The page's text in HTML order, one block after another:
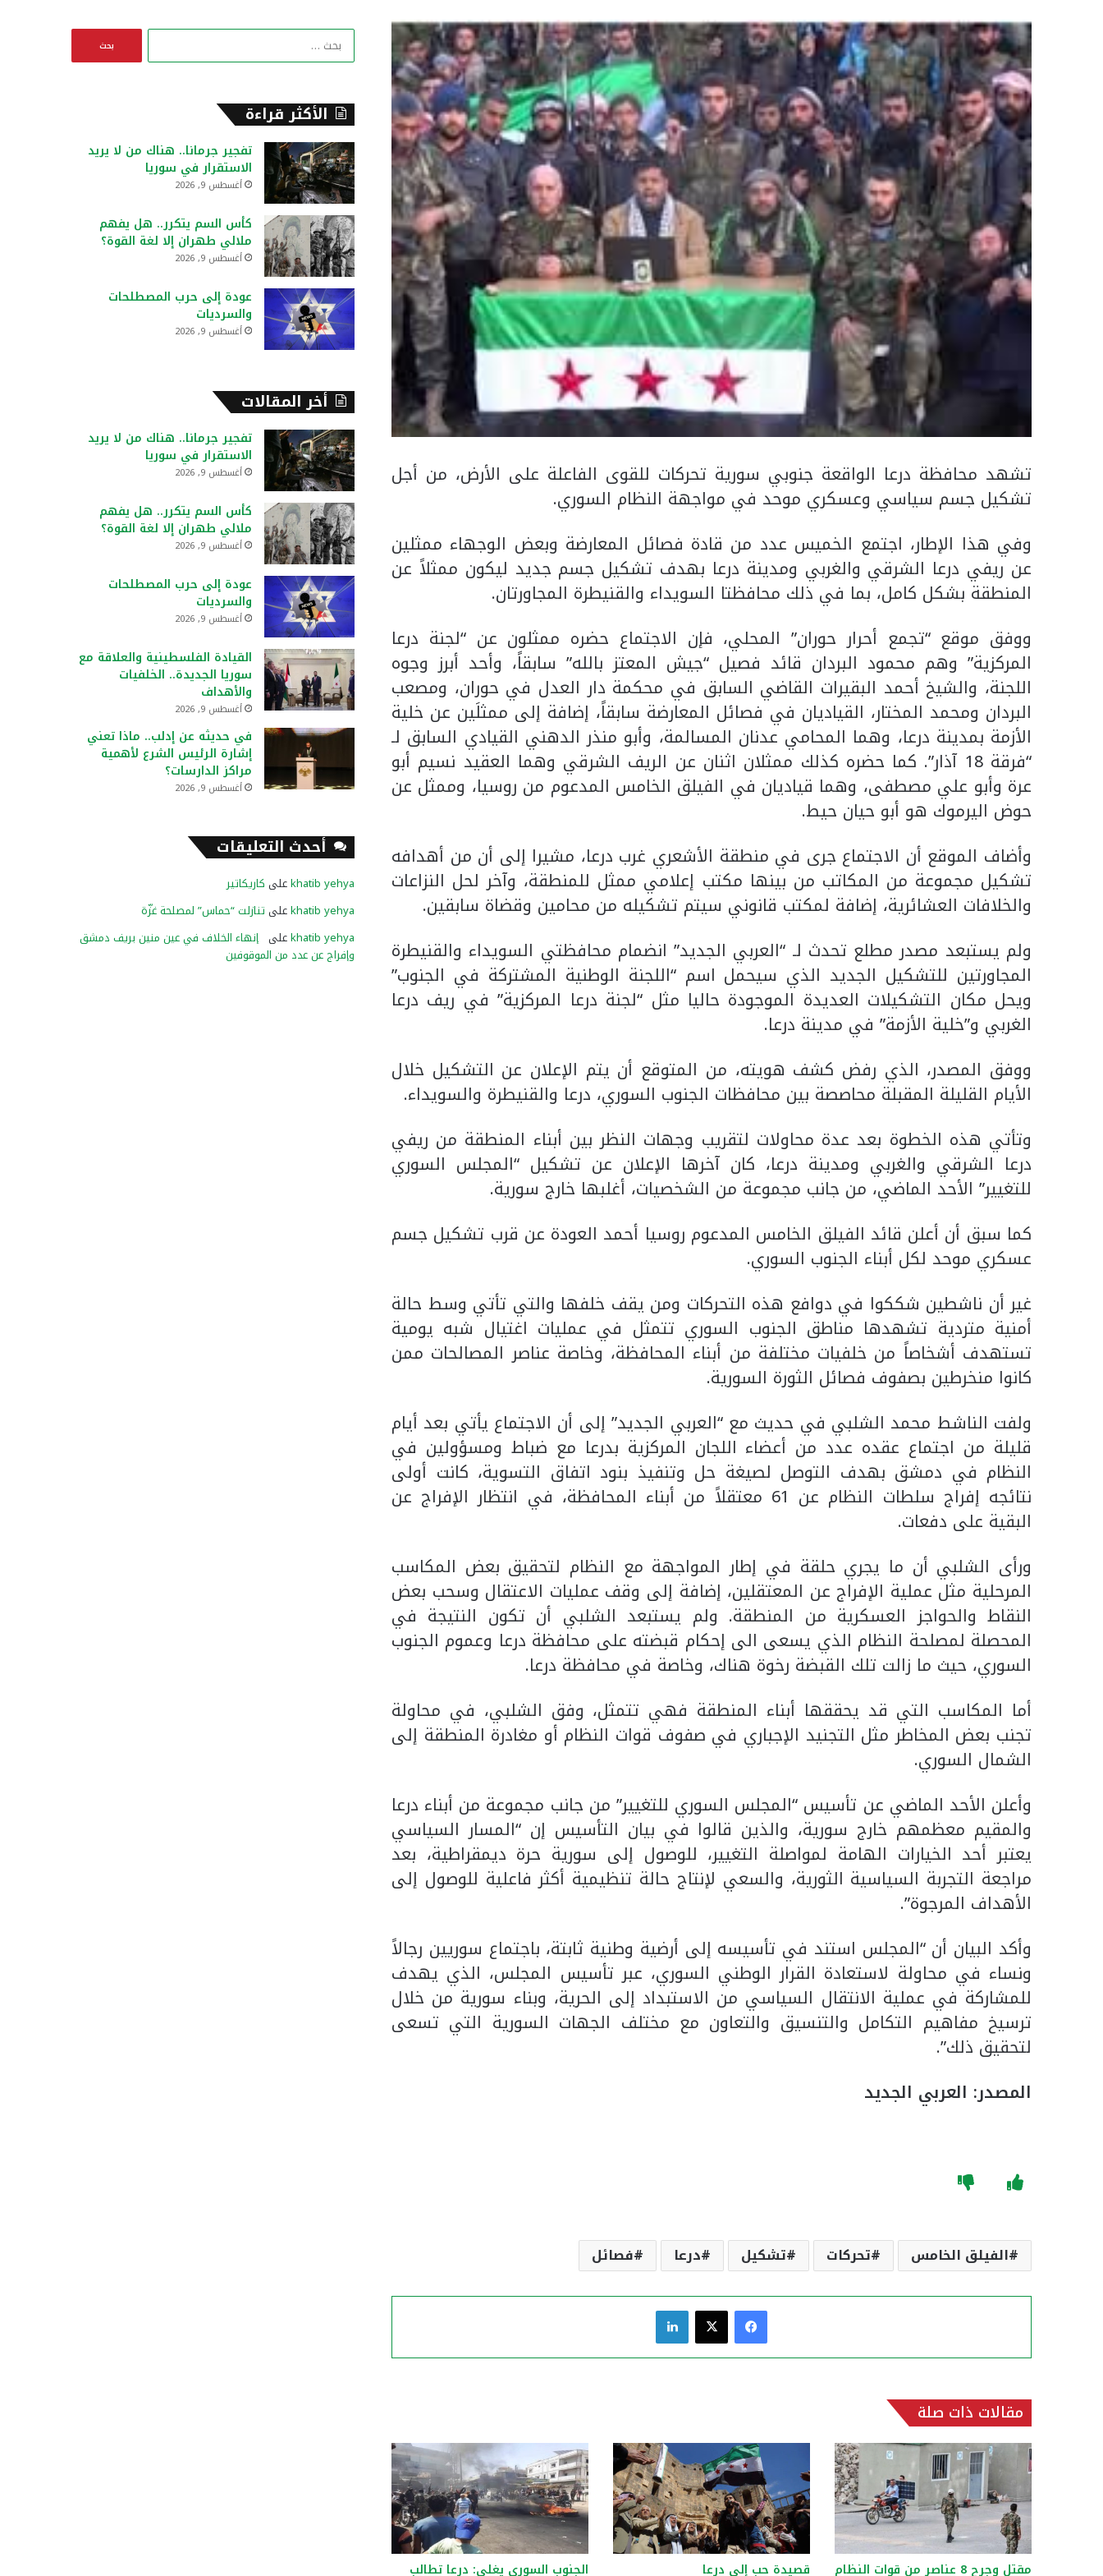
تشهد محافظة درعا الواقعة جنوبي سورية تحركات للقوى الفاعلة على الأرض، من أجل
تشكيل جسم سياسي وعسكري موحد في مواجهة النظام السوري.
وفي هذا الإطار، اجتمع الخميس عدد من قادة فصائل المعارضة وبعض الوجهاء ممثلين
عن ريفي درعا الشرقي والغربي ومدينة درعا بهدف تشكيل جسم جديد ليكون ممثلاً عن
المنطقة بشكل كامل، بما في ذلك محافظتا السويداء والقنيطرة المجاورتان.
ووفق موقع “تجمع أحرار حوران” المحلي، فإن الاجتماع حضره ممثلون عن “لجنة درعا
المركزية” وهم محمود البردان قائد فصيل “جيش المعتز بالله” سابقاً، وأحد أبرز وجوه
اللجنة، والشيخ أحمد البقيرات القاضي السابق في محكمة دار العدل في حوران، ومصعب
البردان ومحمد المختار، القياديان في فصائل المعارضة سابقاً، إضافة إلى ممثلَين عن خلية
الأزمة بمدينة درعا، وهما المحامي عدنان المسالمة، وأبو منذر الدهني القيادي السابق لـ
“فرقة 18 آذار”. كما حضره كذلك ممثلان اثنان عن الريف الشرقي وهما العقيد نسيم أبو
عرة وأبو علي مصطفى، وهما قياديان في الفيلق الخامس المدعوم من روسيا، وممثل عن
حوض اليرموك هو أبو حيان حيط.
وأضاف الموقع أن الاجتماع جرى في منطقة الأشعري غرب درعا، مشيرا إلى أن من أهدافه
تشكيل مجموعة من المكاتب من بينها مكتب إعلامي ممثل للمنطقة، وآخر لحل النزاعات
والخلافات العشائرية، إضافة لمكتب قانوني سيتم تشكيله من محامين وقضاة سابقين.
ولم يستبعد مصدر مطلع تحدث لـ “العربي الجديد” انضمام محافظتي السويداء والقنيطرة
المجاورتين للتشكيل الجديد الذي سيحمل اسم “اللجنة الوطنية المشتركة في الجنوب”
ويحل مكان التشكيلات العديدة الموجودة حاليا مثل “لجنة درعا المركزية” في ريف درعا
الغربي و”خلية الأزمة” في مدينة درعا.
ووفق المصدر، الذي رفض كشف هويته، من المتوقع أن يتم الإعلان عن التشكيل خلال
الأيام القليلة المقبلة محاصصة بين محافظات الجنوب السوري، درعا والقنيطرة والسويداء.
وتأتي هذه الخطوة بعد عدة محاولات لتقريب وجهات النظر بين أبناء المنطقة من ريفي
درعا الشرقي والغربي ومدينة درعا، كان آخرها الإعلان عن تشكيل “المجلس السوري
للتغيير” الأحد الماضي، من جانب مجموعة من الشخصيات، أغلبها خارج سورية.
كما سبق أن أعلن قائد الفيلق الخامس المدعوم روسيا أحمد العودة عن قرب تشكيل جسم
عسكري موحد لكل أبناء الجنوب السوري.
غير أن ناشطين شككوا في دوافع هذه التحركات ومن يقف خلفها والتي تأتي وسط حالة
أمنية متردية تشهدها مناطق الجنوب السوري تتمثل في عمليات اغتيال شبه يومية
تستهدف أشخاصاً من خلفيات مختلفة من أبناء المحافظة، وخاصة عناصر المصالحات ممن
كانوا منخرطين بصفوف فصائل الثورة السورية.
ولفت الناشط محمد الشلبي في حديث مع “العربي الجديد” إلى أن الاجتماع يأتي بعد أيام
قليلة من اجتماع عقده عدد من أعضاء اللجان المركزية بدرعا مع ضباط ومسؤولين في
النظام في دمشق بهدف التوصل لصيغة حل وتنفيذ بنود اتفاق التسوية، كانت أولى
نتائجه إفراج سلطات النظام عن 61 معتقلاً من أبناء المحافظة، في انتظار الإفراج عن
البقية على دفعات.
ورأى الشلبي أن ما يجري حلقة في إطار المواجهة مع النظام لتحقيق بعض المكاسب
المرحلية مثل عملية الإفراج عن المعتقلين، إضافة إلى وقف عمليات الاعتقال وسحب بعض
النقاط والحواجز العسكرية من المنطقة. ولم يستبعد الشلبي أن تكون النتيجة في
المحصلة لمصلحة النظام الذي يسعى الى إحكام قبضته على محافظة درعا وعموم الجنوب
السوري، حيث ما زالت تلك القبضة رخوة هناك، وخاصة في محافظة درعا.
أما المكاسب التي قد يحققها أبناء المنطقة فهي تتمثل، وفق الشلبي، في محاولة
تجنب بعض المخاطر مثل التجنيد الإجباري في صفوف قوات النظام أو مغادرة المنطقة إلى
الشمال السوري.
وأعلن الأحد الماضي عن تأسيس “المجلس السوري للتغيير” من جانب مجموعة من أبناء درعا
والمقيم معظمهم خارج سورية، والذين قالوا في بيان التأسيس إن “المسار السياسي
يعتبر أحد الخيارات الهامة لمواصلة التغيير، للوصول إلى سورية حرة ديمقراطية، بعد
مراجعة التجربة السياسية الثورية، والسعي لإنتاج حالة تنظيمية أكثر فاعلية للوصول إلى
الأهداف المرجوة”.
وأكد البيان أن “المجلس استند في تأسيسه إلى أرضية وطنية ثابتة، باجتماع سوريين رجالاً
ونساء في محاولة لاستعادة القرار الوطني السوري، عبر تأسيس المجلس، الذي يهدف
للمشاركة في عملية الانتقال السياسي من الاستبداد إلى الحرية، وبناء سورية من خلال
ترسيخ مفاهيم التكامل والتنسيق والتعاون مع مختلف الجهات السورية التي تسعى
لتحقيق ذلك”.
المصدر: العربي الجديد
الفيلق الخامس تحركات تشكيل درعا فصائل
فيسبوك
مقالات ذات صلة
مقتل وجرح 8 عناصر من قوات النظام قصيدة حب إلى درعا الجنوب السوري يغلي: درعا تطالب
ا
:
الأكثر قراءة
تفجير جرمانا.. هناك من لا يريد
الاستقرار في سوريا
أغسطس 9, 2026
كأس السم يتكرر.. هل يفهم
ملالي طهران إلا لغة القوة؟
أغسطس 9, 2026
عودة إلى حرب المصطلحات
والسرديات
أغسطس 9, 2026
أخر المقالات
تفجير جرمانا.. هناك من لا يريد
الاستقرار في سوريا
أغسطس 9, 2026
كأس السم يتكرر.. هل يفهم
ملالي طهران إلا لغة القوة؟
أغسطس 9, 2026
عودة إلى حرب المصطلحات
والسرديات
أغسطس 9, 2026
القيادة الفلسطينية والعلاقة مع
سوريا الجديدة.. الخلفيات
والأهداف
أغسطس 9, 2026
في حديثه عن إدلب.. ماذا تعني
إشارة الرئيس الشرع لأهمية
مراكز الدارسات؟
أغسطس 9, 2026
أحدث التعليقات
khatib yehyaعلى كاريكاتير
khatib yehyaعلى تنازلت “حماس” لمصلحة غزّة
khatib yehyaعلى إنهاء الخلاف في عين منين بريف دمشق
وإفراج عن عدد من الموقوفين